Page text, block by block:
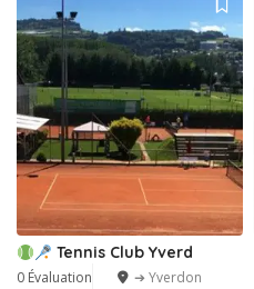
Tennis Club Yverd
0 Évaluation ➔ Yverdon